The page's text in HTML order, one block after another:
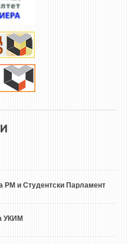
РМ и Студентски Парламент
УКИМ